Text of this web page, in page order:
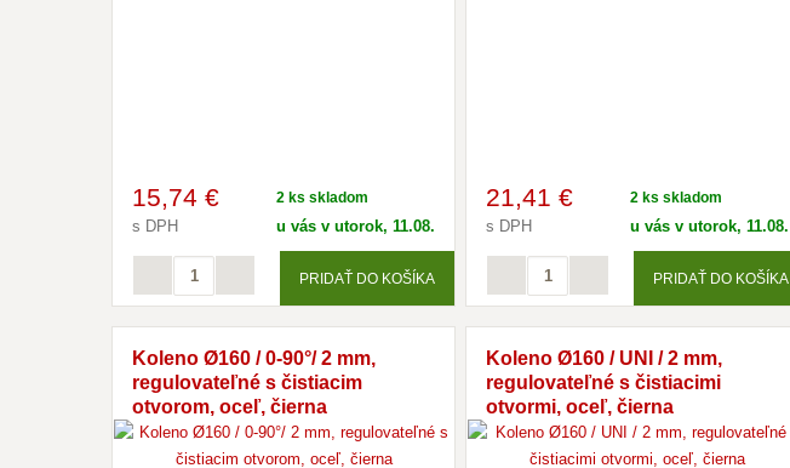
15,74 €
s DPH
2 ks skladom
u vás v utorok, 11.08.
PRIDAŤ DO KOŠÍKA
21,41 €
s DPH
2 ks skladom
u vás v utorok, 11.08.
PRIDAŤ DO KOŠÍKA
Koleno Ø160 / 0-90°/ 2 mm,
regulovateľné s čistiacim
otvorom, oceľ, čierna
Koleno Ø160 / UNI / 2 mm,
regulovateľné s čistiacimi
otvormi, oceľ, čierna